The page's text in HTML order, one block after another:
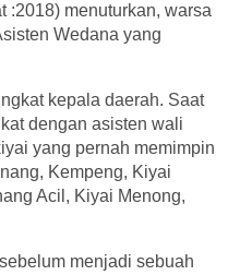
:2018) menuturkan, warsa
Wedana yang
kepala daerah. Saat
dengan asisten wali
yang pernah memimpin
Kempeng, Kiyai
Acil, Kiyai Menong,
menjadi sebuah